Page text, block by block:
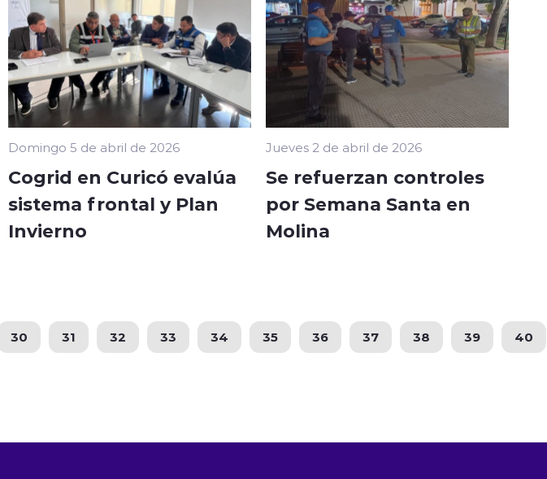
Domingo 5 de abril de 2026
Cogrid en Curicó evalúa
sistema frontal y Plan
Invierno
Jueves 2 de abril de 2026
Se refuerzan controles
por Semana Santa en
Molina
30 31 32 33 34 35 36 37 38 39 40